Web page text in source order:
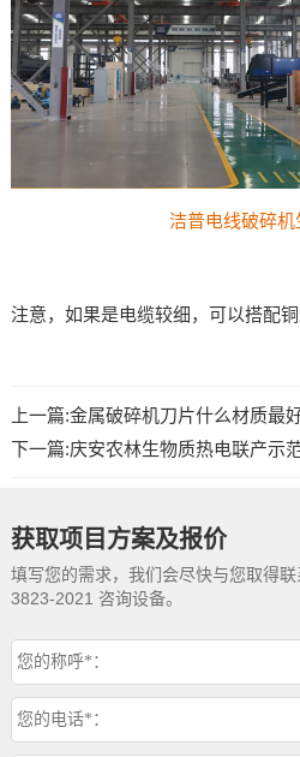
洁普电线破碎机
注意，如果是电缆较细，可以搭配铜
上一篇:金属破碎机刀片什么材质最
下一篇:庆安农林生物质热电联产示
获取项目方案及报价
填写您的需求，我们会尽快与您取得
3823-2021 咨询设备。